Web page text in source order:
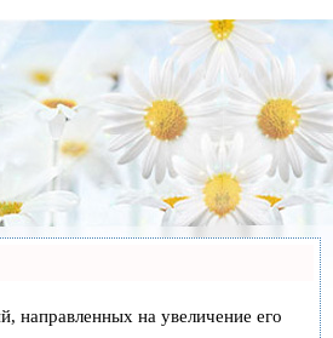
направленных на увеличение его